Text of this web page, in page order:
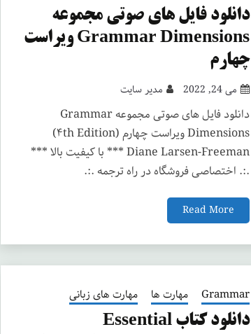
دانلود فایل های صوتی مجموعه
Grammar Dimensions ویراست
چهارم
می 24, 2022 مدیر سایت
‌دانلود فایل های صوتی مجموعه Grammar
Dimensions ویراست چهارم (۴th Edition)
Diane Larsen-Freeman *** با کیفیت بالا ***
.:. اختصاصی فروشگاه در راه ترجمه .:.
Read More
Grammar مهارت ها
مهارت های زبانی
دانلود کتاب Essential